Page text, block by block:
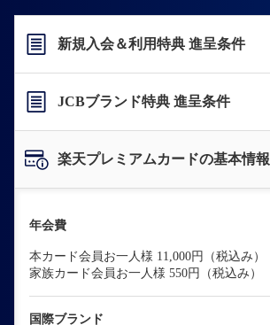
新規入会＆利用特典 進呈条件
JCBブランド特典 進呈条件
楽天プレミアムカードの基本情報
年会費
本カード会員お一人様 11,000円（税込み）
家族カード会員お一人様 550円（税込み）
国際ブランド